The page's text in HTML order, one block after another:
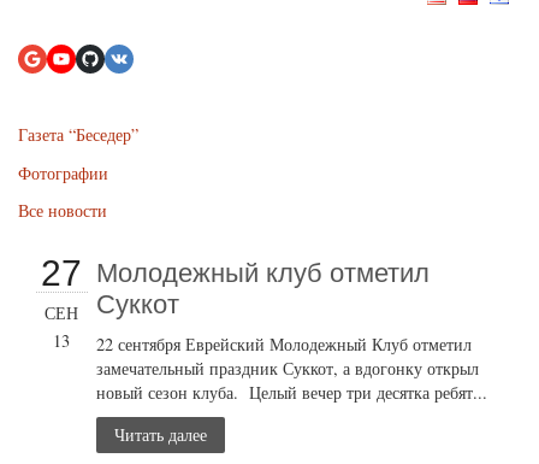
Газета “Беседер”
Фотографии
Все новости
27
СЕН
13
Молодежный клуб отметил
Суккот
22 сентября Еврейский Молодежный Клуб отметил
замечательный праздник Суккот, а вдогонку открыл
новый сезон клуба. Целый вечер три десятка ребят...
Читать далее